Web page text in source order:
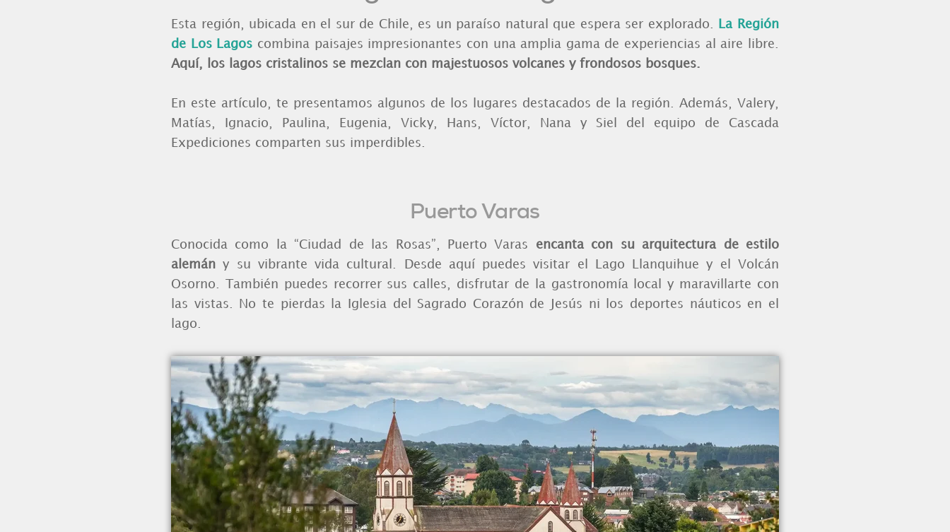
Esta región, ubicada en el sur de Chile, es un paraíso natural que espera ser explorado.
La Región
de Los Lagos combina paisajes impresionantes con una amplia gama de experiencias al aire libre.
Aquí, los lagos cristalinos se mezclan con majestuosos volcanes y frondosos bosques.
En este artículo, te presentamos algunos de los lugares destacados de la región. Además, Valery,
Matías, Ignacio, Paulina, Eugenia, Vicky, Hans, Víctor, Nana y Siel del equipo de Cascada
Expediciones comparten sus imperdibles.
Puerto Varas
Conocida como la “Ciudad de las Rosas”, Puerto Varas encanta con su arquitectura de estilo
alemán y su vibrante vida cultural. Desde aquí puedes visitar el Lago Llanquihue y el Volcán
Osorno. También puedes recorrer sus calles, disfrutar de la gastronomía local y maravillarte con
las vistas. No te pierdas la Iglesia del Sagrado Corazón de Jesús ni los deportes náuticos en el
lago.